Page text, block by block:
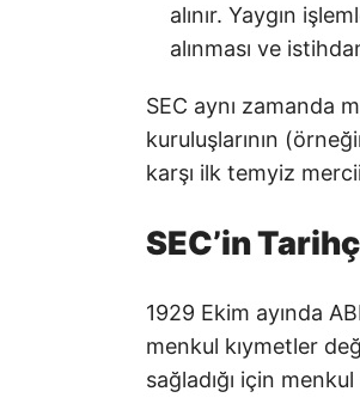
alınır. Yaygın
alınması ve
SEC aynı zamanda
kuruluşlarının
karşı ilk temyiz
SEC’in
1929 Ekim ayında
menkul kıymetler
sağladığı için